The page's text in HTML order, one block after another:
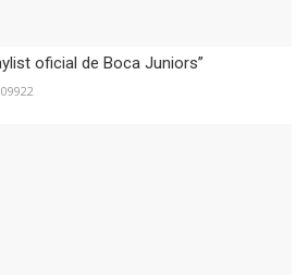
oficial de Boca Juniors”